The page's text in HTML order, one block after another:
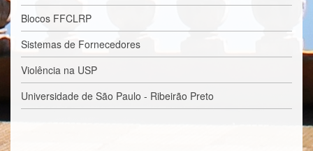
da
USP
Empresas
Cursos
Atividades
Blocos FFCLRP
Sistemas de Fornecedores
Violência na USP
Universidade de São Paulo - Ribeirão Preto